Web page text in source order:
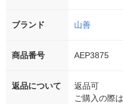
ブランド 山善
商品番号 AEP3875
返品について
返品可
ご購入の際